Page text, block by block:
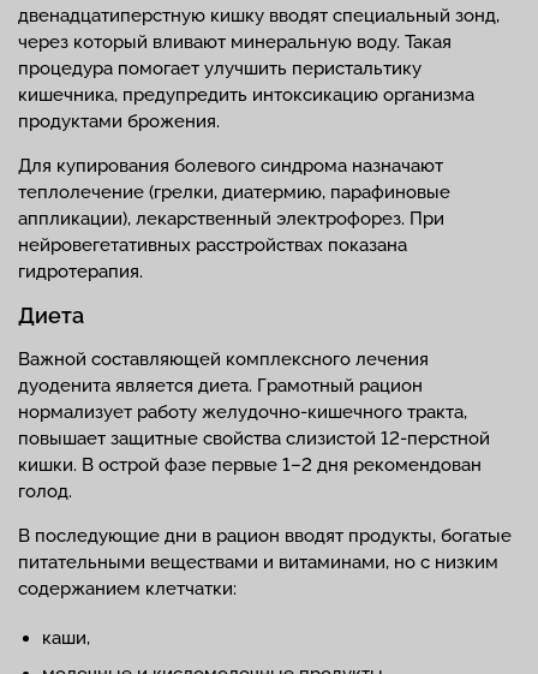
двенадцатиперстную кишку вводят специальный зонд,
через который вливают минеральную воду. Такая
процедура помогает улучшить перистальтику
кишечника, предупредить интоксикацию организма
продуктами брожения.
Для купирования болевого синдрома назначают
теплолечение (грелки, диатермию, парафиновые
аппликации), лекарственный электрофорез. При
нейровегетативных расстройствах показана
гидротерапия.
Диета
Важной составляющей комплексного лечения
дуоденита является диета. Грамотный рацион
нормализует работу желудочно-кишечного тракта,
повышает защитные свойства слизистой 12-перстной
кишки. В острой фазе первые 1–2 дня рекомендован
голод.
В последующие дни в рацион вводят продукты, богатые
питательными веществами и витаминами, но с низким
содержанием клетчатки:
каши,